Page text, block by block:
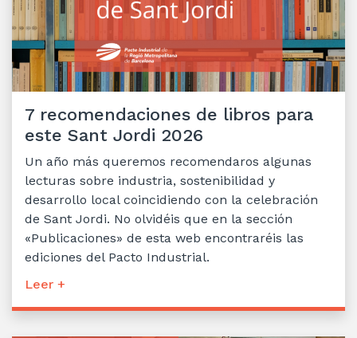
7 recomendaciones de libros para
este Sant Jordi 2026
Un año más queremos recomendaros algunas
lecturas sobre industria, sostenibilidad y
desarrollo local coincidiendo con la celebración
de Sant Jordi. No olvidéis que en la sección
«Publicaciones» de esta web encontraréis las
ediciones del Pacto Industrial.
Leer +